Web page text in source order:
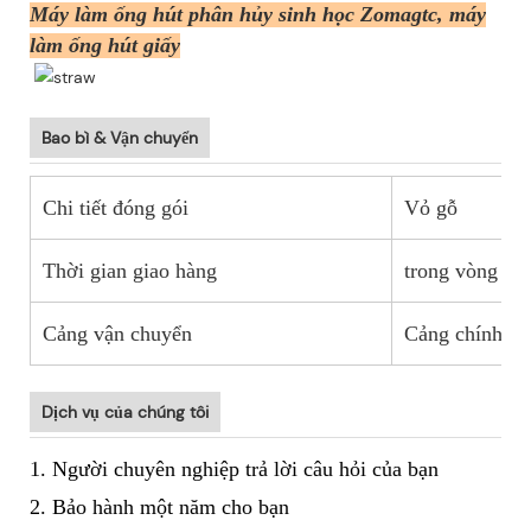
Máy làm ống hút phân hủy sinh học Zomagtc, máy
làm ống hút giấy
Bao bì & Vận chuyển
Chi tiết đóng gói Vỏ gỗ
Thời gian giao hàng trong vòng 5-
Cảng vận chuyển Cảng chính
Dịch vụ của chúng tôi
1. Người chuyên nghiệp trả lời câu hỏi của bạn
2. Bảo hành một năm cho bạn